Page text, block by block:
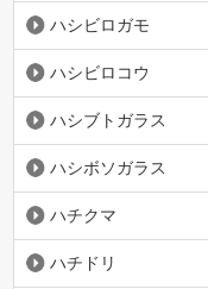
ハシビロガモ
ハシビロコウ
ハシブトガラス
ハシボソガラス
ハチクマ
ハチドリ